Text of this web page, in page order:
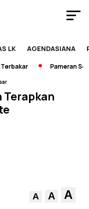
LK AGENDASIANA
Pameran
Terapkan
A A A